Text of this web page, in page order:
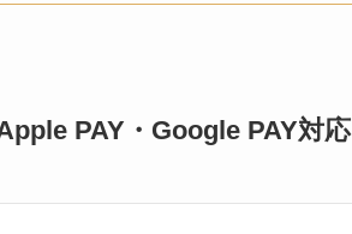
PAY・Google PAY対応